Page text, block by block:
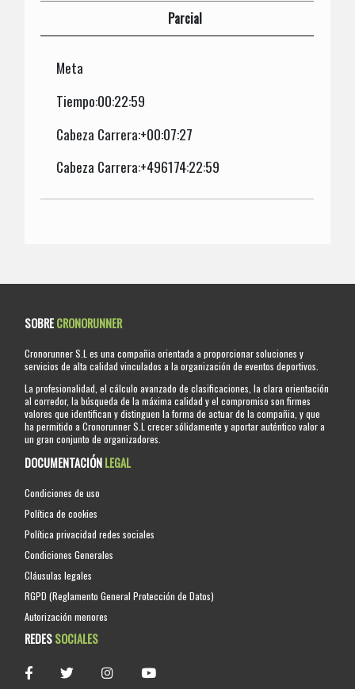
Parcial
Meta
Tiempo:00:22:59
Cabeza Carrera:+00:07:27
Cabeza Carrera:+496174:22:59
SOBRECRONORUNNER
Cronorunner S.L es una compañia orientada a proporcionar soluciones y
servicios de alta calidad vinculados a la organización de eventos deportivos.
La profesionalidad, el cálculo avanzado de clasificaciones, la clara orientación
al corredor, la búsqueda de la máxima calidad y el compromiso son firmes
valores que identifican y distinguen la forma de actuar de la compañia, y que
ha permitido a Cronorunner S.L crecer sólidamente y aportar auténtico valor a
un gran conjunto de organizadores.
DOCUMENTACIÓNLEGAL
Condiciones de uso
Política de cookies
Política privacidad redes sociales
Condiciones Generales
Cláusulas legales
RGPD (Reglamento General Protección de Datos)
Autorización menores
REDESSOCIALES